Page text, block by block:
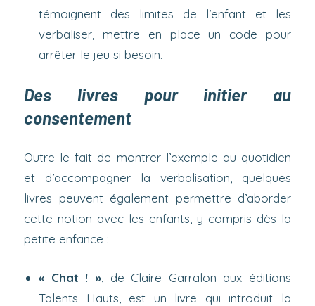
témoignent des limites de l’enfant et les
verbaliser, mettre en place un code pour
arrêter le jeu si besoin.
Des livres pour initier au
consentement
Outre le fait de montrer l’exemple au quotidien
et d’accompagner la verbalisation, quelques
livres peuvent également permettre d’aborder
cette notion avec les enfants, y compris dès la
petite enfance :
« Chat ! » , de Claire Garralon aux éditions
Talents Hauts, est un livre qui introduit la